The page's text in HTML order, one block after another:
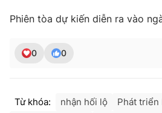
Phiên tòa dự kiến diễn ra vào
0 0
Từ khóa: nhận hối lộ
Phát triển